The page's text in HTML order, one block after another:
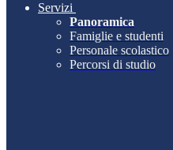
Servizi
Panoramica
Famiglie e studenti
Personale scolastico
Percorsi di studio